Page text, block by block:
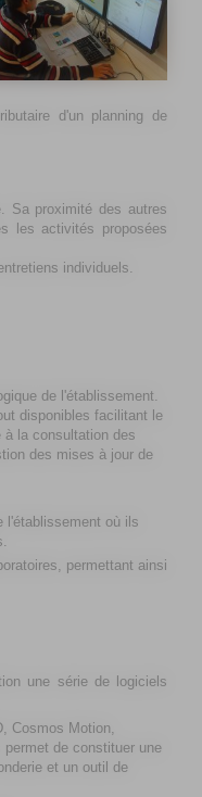
d'un planning de
Sa proximité des autres
les activités proposées
individuels.
de l'établissement.
disponibles facilitant le
à la consultation des
des mises à jour de
l'établissement où ils
permettant ainsi
une série de logiciels
Cosmos Motion,
de constituer une
et un outil de